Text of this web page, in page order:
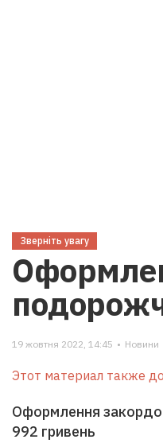
Зверніть увагу
19 жовтня 2022, 14:45 • Новини
Этот материал также
Оформлення
992 гривень